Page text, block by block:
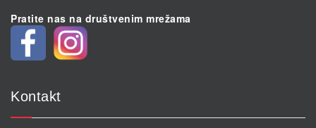
Pratite nas na društvenim mrežama
Kontakt